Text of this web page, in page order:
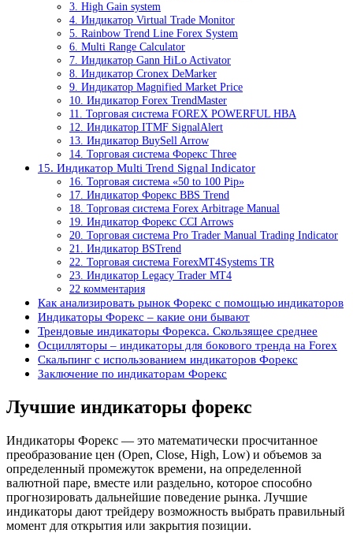
3. High Gain system
4. Индикатор Virtual Trade Monitor
5. Rainbow Trend Line Forex System
6. Multi Range Calculator
7. Индикатор Gann HiLo Activator
8. Индикатор Cronex DeMarker
9. Индикатор Magnified Market Price
10. Индикатор Forex TrendMaster
11. Торговая система FOREX POWERFUL HBA
12. Индикатор ITMF SignalAlert
13. Индикатор BuySell Arrow
14. Торговая система Форекс Three
15. Индикатор Multi Trend Signal Indicator
16. Торговая система «50 to 100 Pip»
17. Индикатор Форекс BBS Trend
18. Торговая система Forex Arbitrage Manual
19. Индикатор Форекс CCI Arrows
20. Торговая система Pro Trader Manual Trading Indicator
21. Индикатор BSTrend
22. Торговая система ForexMT4Systems TR
23. Индикатор Legacy Trader MT4
22 комментария
Как анализировать рынок Форекс с помощью индикаторов
Индикаторы Форекс – какие они бывают
Трендовые индикаторы Форекса. Скользящее среднее
Осцилляторы – индикаторы для бокового тренда на Forex
Скальпинг с использованием индикаторов Форекс
Заключение по индикаторам Форекс
Лучшие индикаторы форекс
Индикаторы Форекс — это математически просчитанное
преобразование цен (Open, Close, High, Low) и объемов за
определенный промежуток времени, на определенной
валютной паре, вместе или раздельно, которое способно
прогнозировать дальнейшие поведение рынка. Лучшие
индикаторы дают трейдеру возможность выбрать правильный
момент для открытия или закрытия позиции.